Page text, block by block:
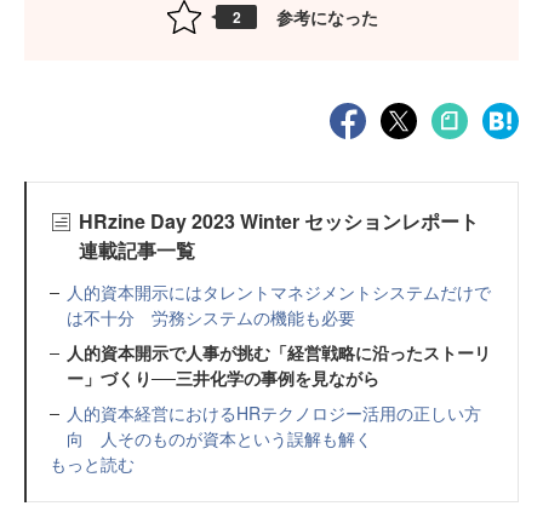
2 参考になった
HRzine Day 2023 Winter セッションレポート
連載記事一覧
人的資本開示にはタレントマネジメントシステムだけで
は不十分 労務システムの機能も必要
人的資本開示で人事が挑む「経営戦略に沿ったストーリ
ー」づくり──三井化学の事例を見ながら
人的資本経営におけるHRテクノロジー活用の正しい方
向 人そのものが資本という誤解も解く
もっと読む